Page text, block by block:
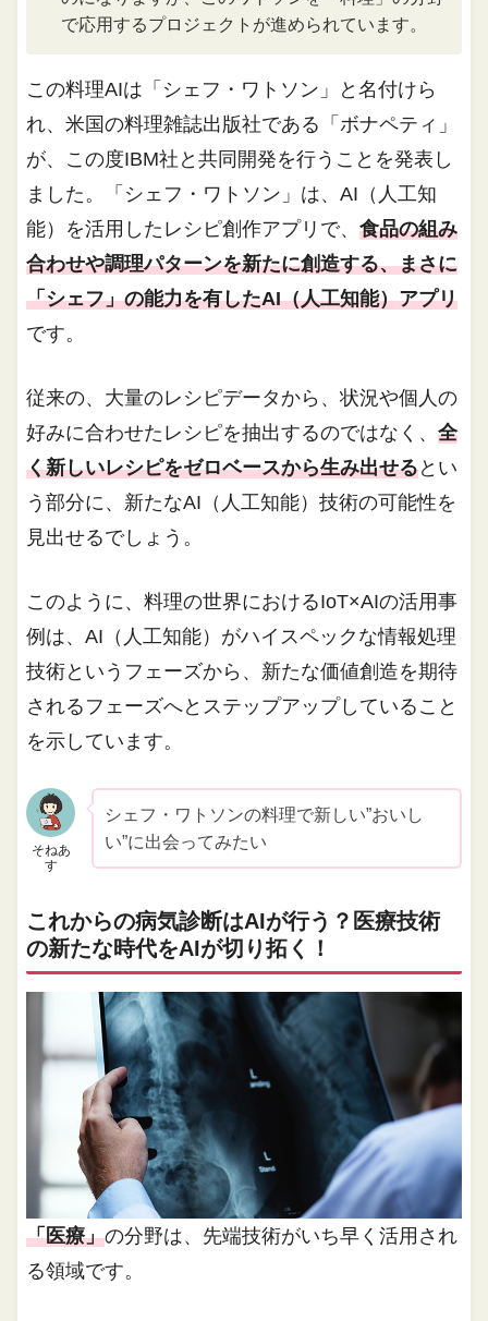
で応用するプロジェクトが進められています。
この料理AIは「シェフ・ワトソン」と名付けら
れ、米国の料理雑誌出版社である「ボナペティ」
が、この度IBM社と共同開発を行うことを発表し
ました。「シェフ・ワトソン」は、AI（人工知
能）を活用したレシピ創作アプリで、食品の組み
合わせや調理パターンを新たに創造する、まさに
「シェフ」の能力を有したAI（人工知能）アプリ
です。
従来の、大量のレシピデータから、状況や個人の
好みに合わせたレシピを抽出するのではなく、全
く新しいレシピをゼロベースから生み出せるとい
う部分に、新たなAI（人工知能）技術の可能性を
見出せるでしょう。
このように、料理の世界におけるIoT×AIの活用事
例は、AI（人工知能）がハイスペックな情報処理
技術というフェーズから、新たな価値創造を期待
されるフェーズへとステップアップしていること
を示しています。
そねあ
す
シェフ・ワトソンの料理で新しい”おいし
い”に出会ってみたい
これからの病気診断はAIが行う？医療技術
の新たな時代をAIが切り拓く！
「医療」の分野は、先端技術がいち早く活用され
る領域です。